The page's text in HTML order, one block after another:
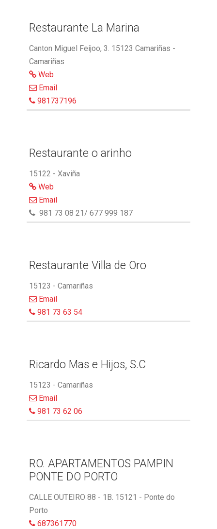
Restaurante La Marina
Canton Miguel Feijoo, 3. 15123 Camariñas -
Camariñas
Web
Email
981737196
Restaurante o arinho
15122 - Xaviña
Web
Email
981 73 08 21/ 677 999 187
Restaurante Villa de Oro
15123 - Camariñas
Email
981 73 63 54
Ricardo Mas e Hijos, S.C
15123 - Camariñas
Email
981 73 62 06
RO. APARTAMENTOS PAMPIN
PONTE DO PORTO
CALLE OUTEIRO 88 - 1B. 15121 - Ponte do
Porto
687361770